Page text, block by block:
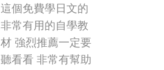
這個免費學日文的
非常有用的自學教
材 強烈推薦一定要
聽看看 非常有幫助